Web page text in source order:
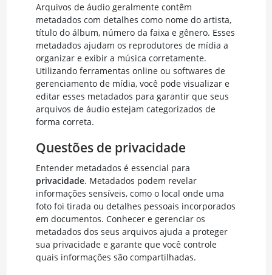
Arquivos de áudio geralmente contêm
metadados com detalhes como nome do artista,
título do álbum, número da faixa e gênero. Esses
metadados ajudam os reprodutores de mídia a
organizar e exibir a música corretamente.
Utilizando ferramentas online ou softwares de
gerenciamento de mídia, você pode visualizar e
editar esses metadados para garantir que seus
arquivos de áudio estejam categorizados de
forma correta.
Questões de privacidade
Entender metadados é essencial para
privacidade. Metadados podem revelar
informações sensíveis, como o local onde uma
foto foi tirada ou detalhes pessoais incorporados
em documentos. Conhecer e gerenciar os
metadados dos seus arquivos ajuda a proteger
sua privacidade e garante que você controle
quais informações são compartilhadas.